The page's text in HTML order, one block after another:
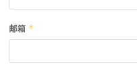
邮箱 *